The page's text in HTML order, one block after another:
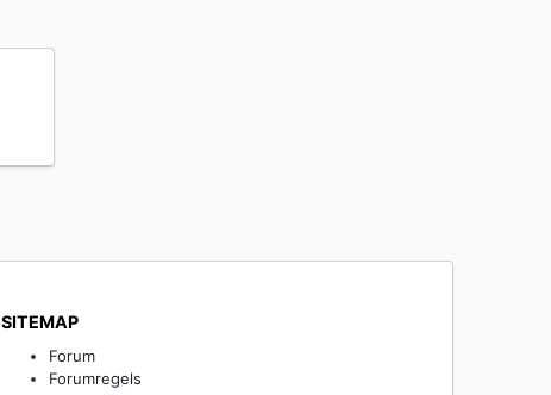
SITEMAP
Forum
Forumregels